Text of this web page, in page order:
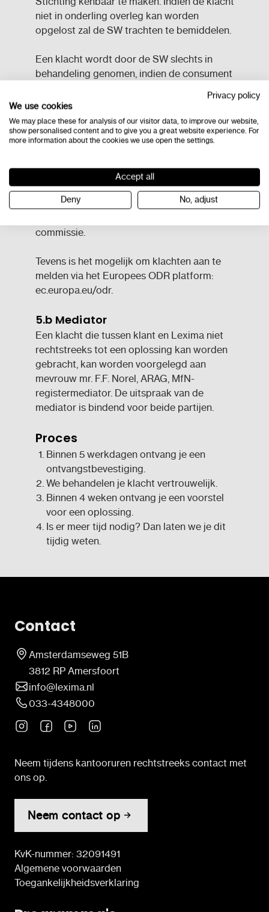
niet in onderling overleg kan worden
opgelost zal de SW trachten te bemiddelen.
Een klacht wordt door de SW slechts in
behandeling genomen, indien de consument
Lexima heeft voorgelegd. De uitspraak
hiervan is bindend en zowel ondernemer als
consument stemmen in met deze bindende
uitspraak.
Aan het voorleggen van een geschil aan
deze geschillencommissie zijn kosten
verbonden die door de consument betaald
commissie.
Tevens is het mogelijk om klachten aan te
melden via het Europees ODR platform:
ec.europa.eu/odr.
5.b Mediator
Een klacht die tussen klant en Lexima niet
rechtstreeks tot een oplossing kan worden
gebracht, kan worden voorgelegd aan
mevrouw mr. F.F. Norel, ARAG, MfN-
registermediator. De uitspraak van de
mediator is bindend voor beide partijen.
Proces
Binnen 5 werkdagen ontvang je een
ontvangstbevestiging.
We behandelen je klacht vertrouwelijk.
Binnen 4 weken ontvang je een voorstel
voor een oplossing.
Is er meer tijd nodig? Dan laten we je dit
tijdig weten.
Contact
Amsterdamseweg 51B
3812 RP Amersfoort
info@lexima.nl
033-4348000
Neem tijdens kantooruren rechtstreeks contact met
ons op.
Neem contact op
KvK-nummer: 32091491
Algemene voorwaarden
Toegankelijkheidsverklaring
Privacy policy
We use cookies
We may place these for analysis of our visitor data, to improve our website,
show personalised content and to give you a great website experience. For
more information about the cookies we use open the settings.
Accept all
Deny No, adjust